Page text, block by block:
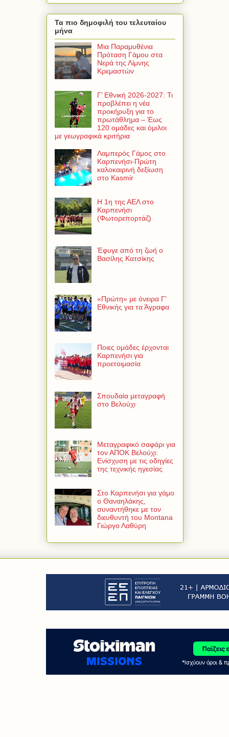
Τα πιο δημοφιλή του τελευταίου
μήνα
Μια Παραμυθένια
Πρόταση Γάμου στα
Νερά της Λίμνης
Κρεμαστών
Γ’ Εθνική 2026-2027: Τι
προβλέπει η νέα
προκήρυξη για το
πρωτάθλημα – Έως
120 ομάδες και όμιλοι
με γεωγραφικά κριτήρια
Λαμπερός Γάμος στο
Καρπενήσι-Πρώτη
καλοκαιρινή δεξίωση
στο Kasmir
Η 1η της ΑΕΛ στο
Καρπενήσι
(Φωτορεπορτάζ)
Έφυγε από τη ζωή ο
Βασίλης Κατσίκης
«Πρώτη» με όνειρα Γ'
Εθνικής για τα Άγραφα
Ποιες ομάδες έρχονται
Καρπενήσι για
προετοιμασία
Σπουδαία μεταγραφή
στο Βελούχι
Μεταγραφικό σαφάρι για
τον ΑΠΟΚ Βελούχι:
Ενίσχυση με τις οδηγίες
της τεχνικής ηγεσίας
Στο Καρπενήσι για γάμο
ο Θαναηλάκης,
συναντήθηκε με τον
διευθυντή του Montana
Γιώργο Λαθύρη